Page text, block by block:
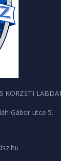
KÖRZETI
Gábor utca 5.